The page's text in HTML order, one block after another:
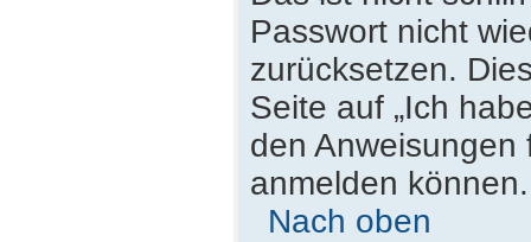
Passwort nicht
zurücksetzen.
Seite auf „Ich
den
anmelden können.
Nach oben